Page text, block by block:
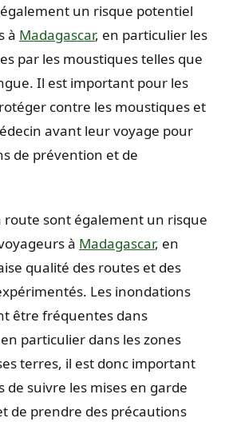
un risque potentiel
à Madagascar, en particulier les
par les moustiques telles que
Il est important pour les
contre les moustiques et
avant leur voyage pour
de prévention et de
route sont également un risque
à Madagascar, en
qualité des routes et des
Les inondations
être fréquentes dans
particulier dans les zones
terres, il est donc important
de suivre les mises en garde
de prendre des précautions